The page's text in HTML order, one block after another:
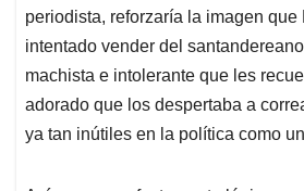
periodista, reforzaría la imagen que
intentado vender del
machista e intolerante que les
adorado que los despertaba a
ya tan inútiles en la política como